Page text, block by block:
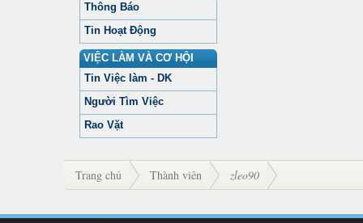
Thông Báo
Tin Hoạt Động
VIỆC LÀM VÀ CƠ HỘI
Tin Việc làm - DK
Người Tìm Việc
Rao Vặt
Trang chủ Thành viên zleo90